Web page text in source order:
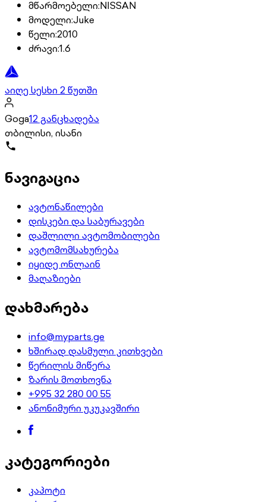
მწარმოებელი:NISSAN
მოდელი:Juke
წელი:2010
ძრავი:1.6
აიღე სესხი 2 წუთში
Goga12 განცხადება
თბილისი, ისანი
ნავიგაცია
ავტონაწილები
დისკები და საბურავები
დაშლილი ავტომობილები
ავტომომსახურება
იყიდე ონლაინ
მაღაზიები
დახმარება
info@myparts.ge
ხშირად დასმული კითხვები
წერილის მიწერა
ზარის მოთხოვნა
+995 32 280 00 55
ანონიმური უკუკავშირი
კატეგორიები
კაპოტი